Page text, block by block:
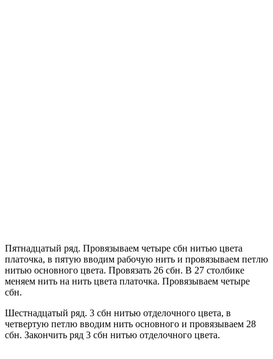
Пятнадцатый ряд. Провязываем четыре сбн нитью цвета
платочка, в пятую вводим рабочую нить и провязываем петлю
нитью основного цвета. Провязать 26 сбн. В 27 столбике
меняем нить на нить цвета платочка. Провязываем четыре
сбн.
Шестнадцатый ряд. 3 сбн нитью отделочного цвета, в
четвертую петлю вводим нить основного и провязываем 28
сбн. Закончить ряд 3 сбн нитью отделочного цвета.